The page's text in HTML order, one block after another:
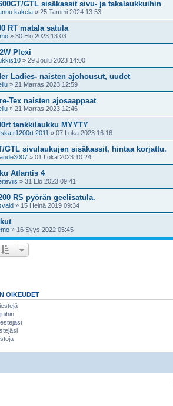
GTL sisäkassit sivu- ja takalaukkuihin
» 25 Tammi 2024 13:53
RT matala satula
» 30 Elo 2023 13:03
Plexi
» 29 Joulu 2023 14:00
Ladies- naisten ajohousut, uudet
» 21 Marras 2023 12:59
Tex naisten ajosaappaat
» 21 Marras 2023 12:46
tankkilaukku MYYTY
r1200rt 2011 » 07 Loka 2023 16:16
GTL sivulaukujen sisäkassit, hintaa korjattu.
» 01 Loka 2023 10:24
Atlantis 4
» 31 Elo 2023 09:41
RS pyörän geelisatula.
» 15 Heinä 2019 09:34
» 16 Syys 2022 05:45
OIKEUDET